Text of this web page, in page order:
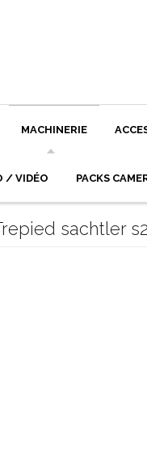
MACHINERIE
/ VIDÉO PACKS
sachtler